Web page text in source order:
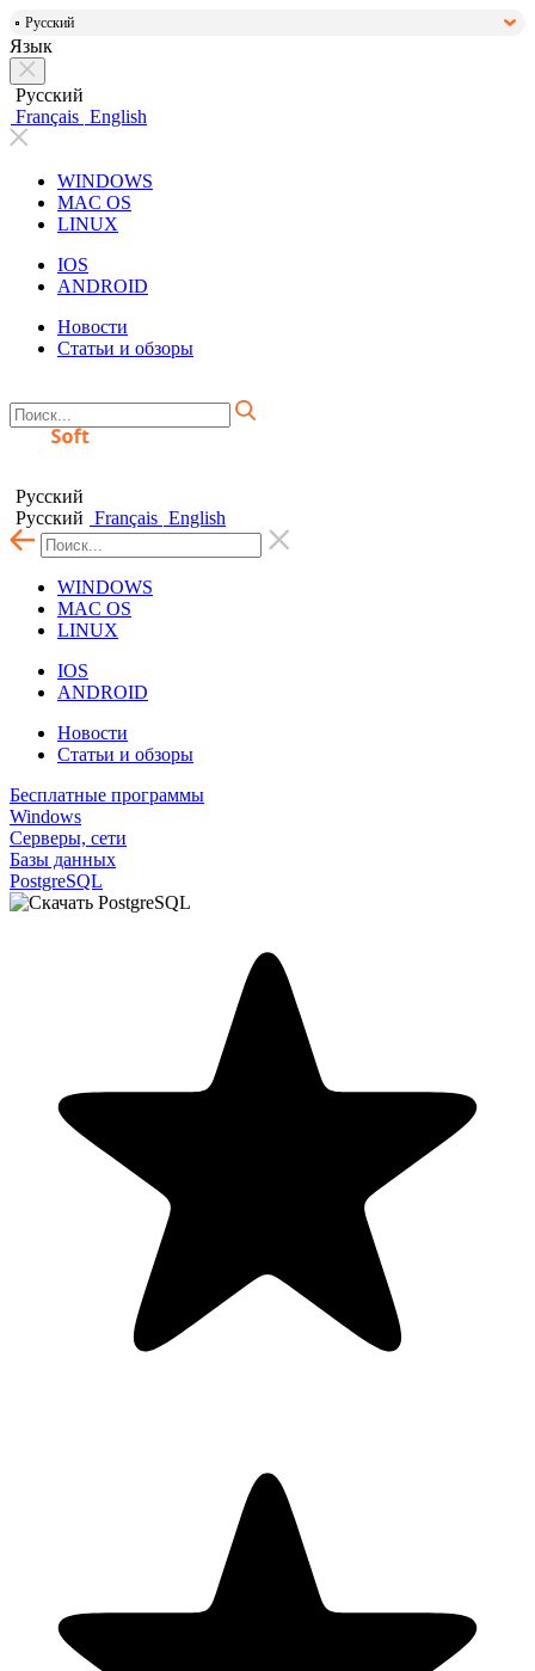
Русский
Язык
Русский
Français English
WINDOWS
MAC OS
LINUX
IOS
ANDROID
Новости
Статьи и обзоры
Русский
Русский Français English
WINDOWS
MAC OS
LINUX
IOS
ANDROID
Новости
Статьи и обзоры
Бесплатные программы
Windows
Серверы, сети
Базы данных
PostgreSQL